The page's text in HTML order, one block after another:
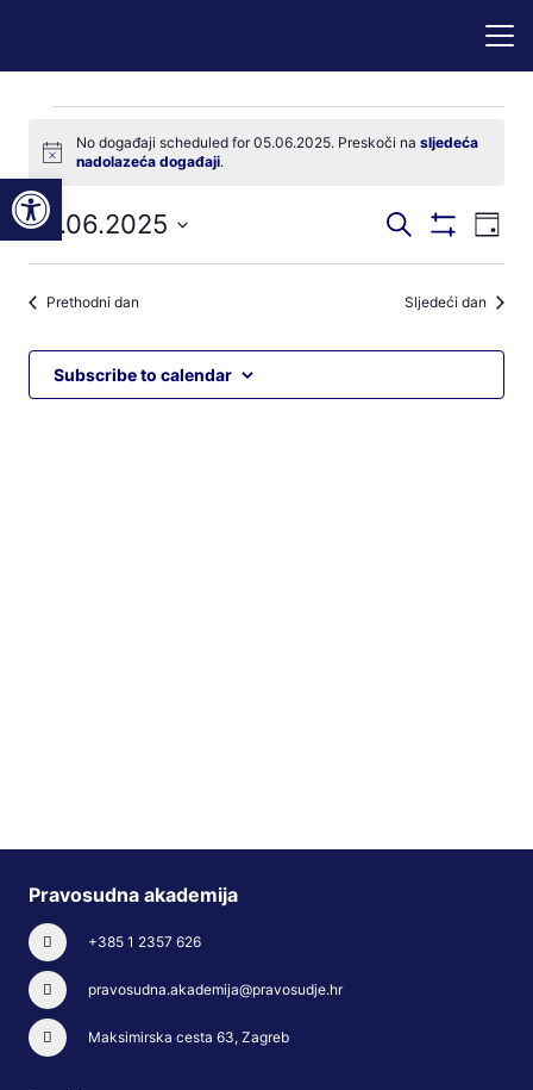
Događaji
for
05.06.2025
Notice
No događaji scheduled for 05.06.2025. Preskoči nasljedeća
nadolazeća događaji.
Događaji
pretraga
Pretraži
Filtere
Dan
05.06.2025
Odaberite
datum.
Prethodni dan Sljedeći dan
Subscribe to calendar
Pravosudna akademija
+385 1 2357 626
pravosudna.akademija@pravosudje.hr
Maksimirska cesta 63, Zagreb
Open toolbar